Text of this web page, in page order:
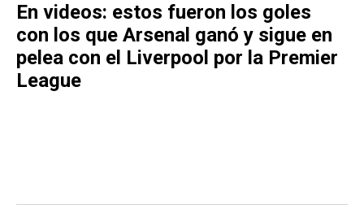
En videos: estos fueron los goles
con los que Arsenal ganó y sigue en
pelea con el Liverpool por la Premier
League